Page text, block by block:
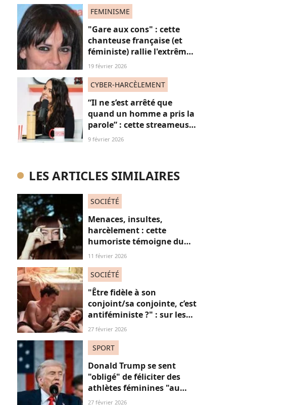
FEMINISME
"Gare aux cons" : cette
chanteuse française (et
féministe) rallie l'extrême
droite ? Les fans "très
19 février 2026
CYBER-HARCÈLEMENT
“Il ne s’est arrêté que
quand un homme a pris la
parole” : cette streameuse
revient sur le harcèlement
9 février 2026
LES ARTICLES SIMILAIRES
SOCIÉTÉ
Menaces, insultes,
harcèlement : cette
humoriste témoigne du
sort des femmes sur les
11 février 2026
SOCIÉTÉ
"Être fidèle à son
conjoint/sa conjointe, c’est
antiféministe ?" : sur les
réseaux sociaux, cette
27 février 2026
SPORT
Donald Trump se sent
"obligé" de féliciter des
athlètes féminines "au
risque d'être destitué"
27 février 2026